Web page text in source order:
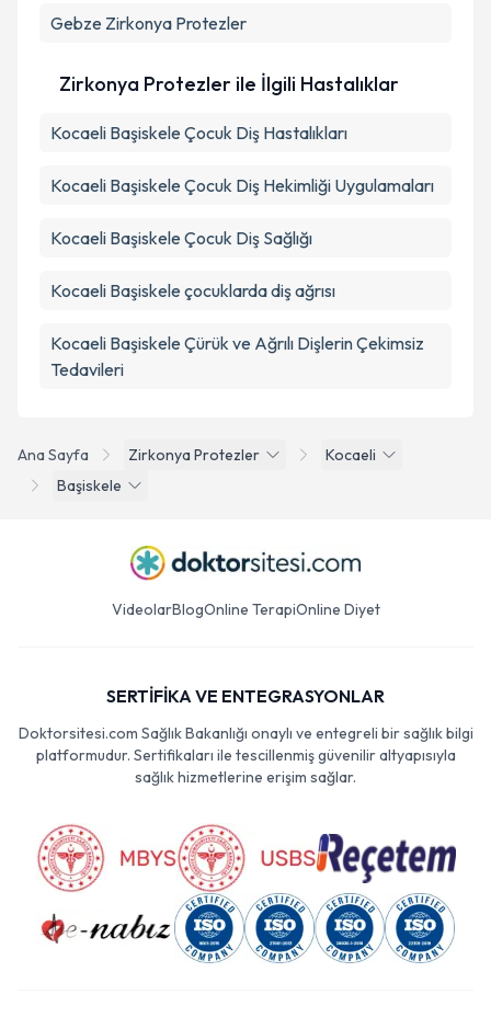
Ana Sayfa Zirkonya Protezler
Kocaeli
Başiskele
Gebze Zirkonya Protezler
Zirkonya Protezler ile İlgili Hastalıklar
Kocaeli Başiskele Çocuk Diş Hastalıkları
Kocaeli Başiskele Çocuk Diş Hekimliği Uygulamaları
Kocaeli Başiskele Çocuk Diş Sağlığı
Kocaeli Başiskele çocuklarda diş ağrısı
Kocaeli Başiskele Çürük ve Ağrılı Dişlerin Çekimsiz
Tedavileri
VideolarBlogOnline TerapiOnline Diyet
SERTİFİKA VE ENTEGRASYONLAR
Doktorsitesi.com Sağlık Bakanlığı onaylı ve entegreli bir sağlık bilgi
platformudur. Sertifikaları ile tescillenmiş güvenilir altyapısıyla
sağlık hizmetlerine erişim sağlar.